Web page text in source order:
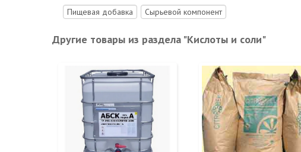
Пищевая добавка Сырьевой компонент
Другие товары из раздела "Кислоты и соли"